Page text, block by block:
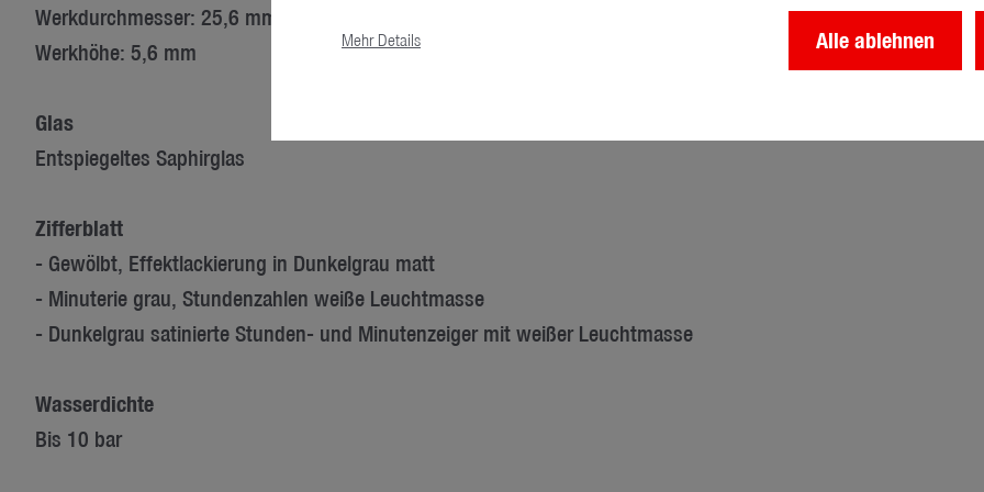
Werkdurchmesser: 25,6 mm
Werkhöhe: 5,6 mm
Glas
Entspiegeltes Saphirglas
Zifferblatt
- Gewölbt, Effektlackierung in Dunkelgrau matt
- Minuterie grau, Stundenzahlen weiße Leuchtmasse
- Dunkelgrau satinierte Stunden- und Minutenzeiger mit weißer Leuchtmasse
Wasserdichte
Bis 10 bar
Mehr Details Alle ablehnen